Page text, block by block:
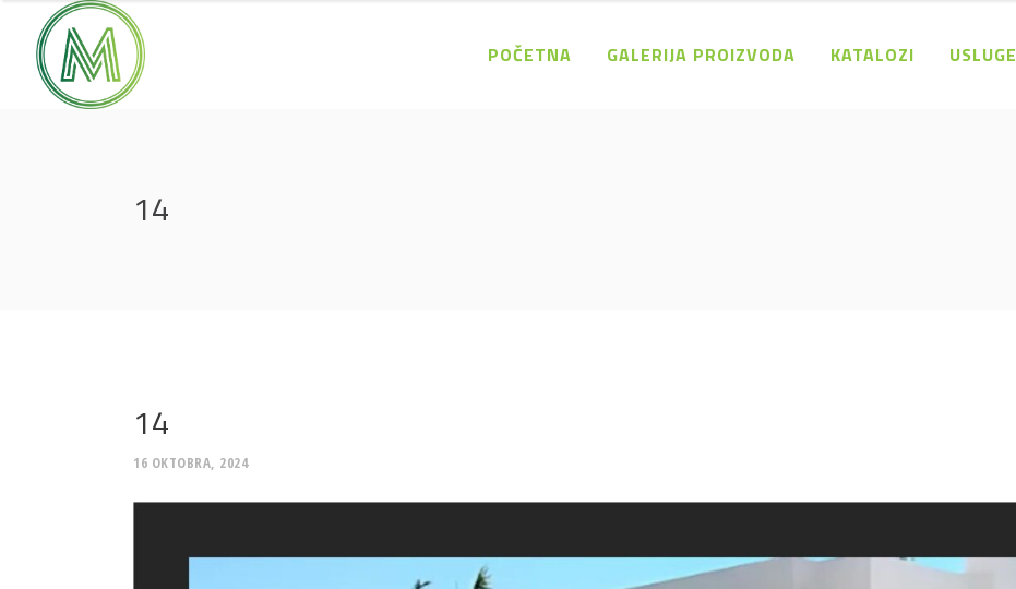
POČETNA GALERIJA PROIZVODA KATALOZI USLUGE
14
14
16 OKTOBRA, 2024